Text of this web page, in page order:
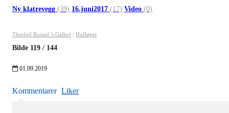
Ny klatrevegg (39) 16.juni2017 (17) Video (0)
Thorleif Rustad 's Galleri / Hofløpet
Bilde 119 / 144
01.09.2019
Kommentarer Liker